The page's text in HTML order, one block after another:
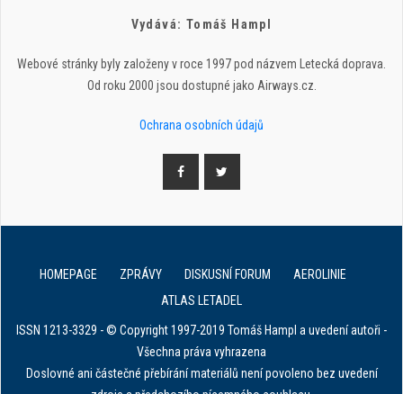
Vydává: Tomáš Hampl
Webové stránky byly založeny v roce 1997 pod názvem Letecká doprava.
Od roku 2000 jsou dostupné jako Airways.cz.
Ochrana osobních údajů
HOMEPAGE ZPRÁVY DISKUSNÍ FORUM
AEROLINIE
ATLAS LETADEL
ISSN 1213-3329 - © Copyright 1997-2019 Tomáš Hampl a uvedení autoři -
Všechna práva vyhrazena
Doslovné ani částečné přebírání materiálů není povoleno bez uvedení